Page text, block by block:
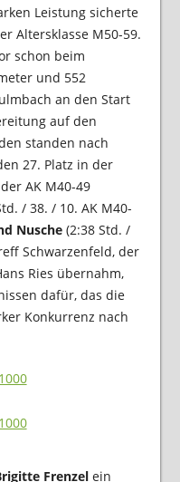
Leistung sicherte
Altersklasse M50-59.
schon beim
und 552
an den Start
auf den
standen nach
27. Platz in der
AK M40-49
/ 38. / 10. AK M40-
Nusche(2:38 Std. /
Schwarzenfeld, der
Ries übernahm,
dafür, das die
Konkurrenz nach
Frenzelein